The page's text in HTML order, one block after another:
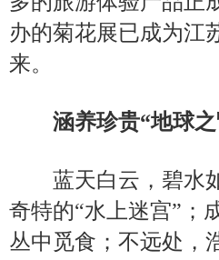
办的菊花展已成为江
来。
涵养珍贵“地球
蓝天白云，碧水如
奇特的“水上迷宫”；
丛中觅食；不远处